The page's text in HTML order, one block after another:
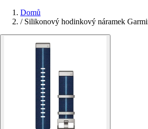
Domů
/ Silikonový hodinkový náramek